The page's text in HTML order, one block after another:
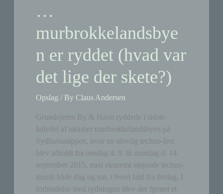
…
murbrokkelandsbye
n er ryddet (hvad var
det lige der skete?)
Opslag / ByClaus Andersen
Grundejeren By & Havn ryddede i sidste
halvdel af oktober murbrokkelandsbyen på
Sydhavnstippen, hvor en ulovlig techno-fest
blev afholdt fra onsdag d. 9. til mandag d. 14.
september 2015, med ekstremt støjende techno-
musik både dag og nat, i hvert fald fra fredag. I
forbindelse med rydningen blev der fjernet et